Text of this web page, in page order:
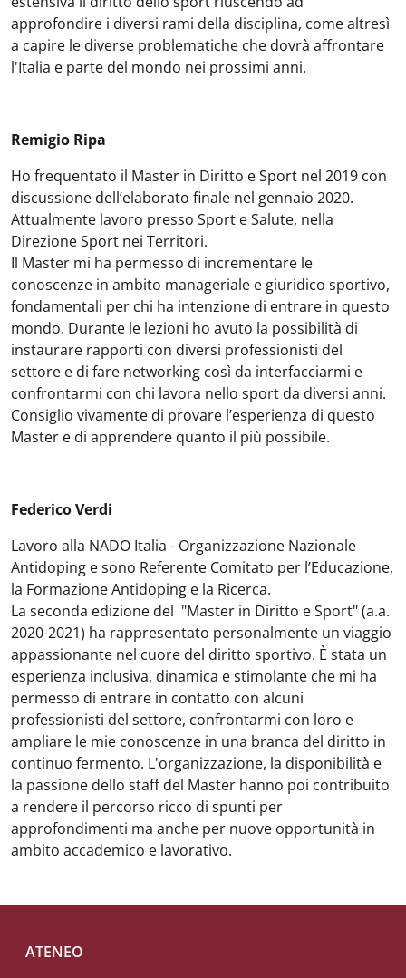
approfondire i diversi rami della disciplina, come altresì
a capire le diverse problematiche che dovrà affrontare
l'Italia e parte del mondo nei prossimi anni.
Remigio Ripa
Ho frequentato il Master in Diritto e Sport nel 2019 con
discussione dell’elaborato finale nel gennaio 2020.
Attualmente lavoro presso Sport e Salute, nella
Direzione Sport nei Territori.
Il Master mi ha permesso di incrementare le
conoscenze in ambito manageriale e giuridico sportivo,
fondamentali per chi ha intenzione di entrare in questo
mondo. Durante le lezioni ho avuto la possibilità di
instaurare rapporti con diversi professionisti del
settore e di fare networking così da interfacciarmi e
confrontarmi con chi lavora nello sport da diversi anni.
Consiglio vivamente di provare l’esperienza di questo
Master e di apprendere quanto il più possibile.
Federico Verdi
Lavoro alla NADO Italia - Organizzazione Nazionale
Antidoping e sono Referente Comitato per l’Educazione,
la Formazione Antidoping e la Ricerca.
La seconda edizione del "Master in Diritto e Sport" (a.a.
2020-2021) ha rappresentato personalmente un viaggio
appassionante nel cuore del diritto sportivo. È stata un
esperienza inclusiva, dinamica e stimolante che mi ha
permesso di entrare in contatto con alcuni
professionisti del settore, confrontarmi con loro e
ampliare le mie conoscenze in una branca del diritto in
continuo fermento. L'organizzazione, la disponibilità e
la passione dello staff del Master hanno poi contribuito
a rendere il percorso ricco di spunti per
approfondimenti ma anche per nuove opportunità in
ambito accademico e lavorativo.
Footer menu
ATENEO